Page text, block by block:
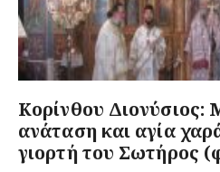
Κορίνθου Διονύσιος:
ανάταση και αγία
γιορτή του Σωτήρος